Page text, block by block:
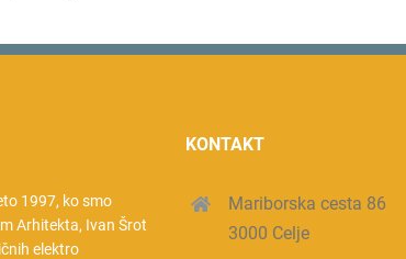
1997, ko smo
Arhitekta, Ivan Šrot
elektro
KONTAKT
Mariborska cesta 86
3000 Celje